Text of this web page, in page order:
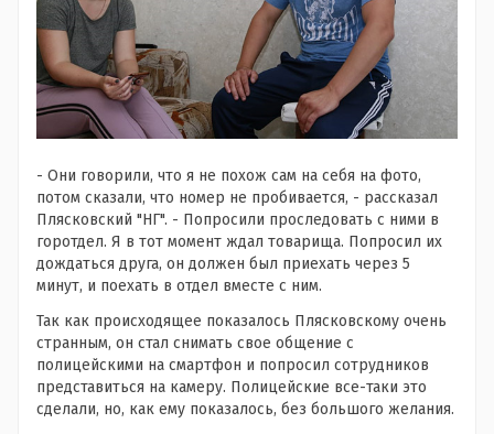
- Они говорили, что я не похож сам на себя на фото,
потом сказали, что номер не пробивается, - рассказал
Плясковский "НГ". - Попросили проследовать с ними в
горотдел. Я в тот момент ждал товарища. Попросил их
дождаться друга, он должен был приехать через 5
минут, и поехать в отдел вместе с ним.
Так как происходящее показалось Плясковскому очень
странным, он стал снимать свое общение с
полицейскими на смартфон и попросил сотрудников
представиться на камеру. Полицейские все-таки это
сделали, но, как ему показалось, без большого желания.